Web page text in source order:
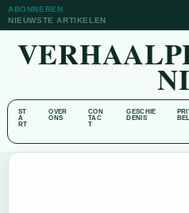
ABONNEREN
NIEUWSTE ARTIKELEN
ST
A
RT
OVER
ONS
CON
TAC
T
GESCHIE
DENIS